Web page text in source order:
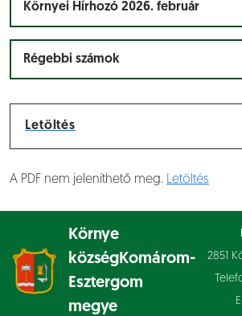
Környei Hírhozó 2026. február
Régebbi számok
Letöltés
A PDF nem jeleníthető meg. Letöltés
Környe
községKomárom-
Esztergom
megye
2851